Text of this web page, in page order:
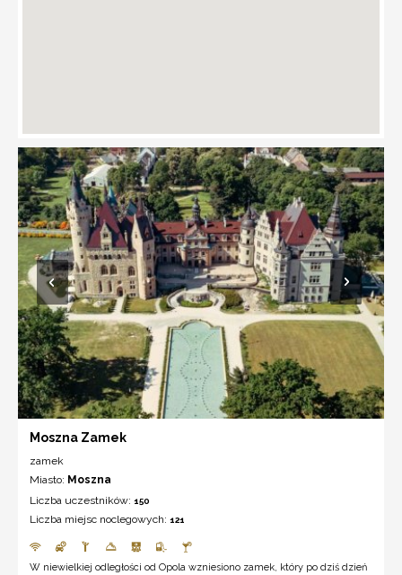
Moszna Zamek
zamek
Miasto: Moszna
Liczba uczestników: 150
Liczba miejsc noclegowych: 121
W niewielkiej odległości od Opola wzniesiono zamek, który po dziś dzień